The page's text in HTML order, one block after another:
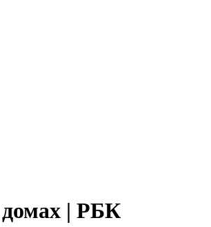
домах | РБК